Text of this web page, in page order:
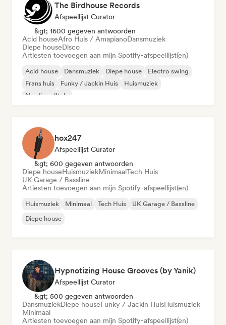
The Birdhouse Records
Afspeellijst Curator
&gt; 1600 gegeven antwoorden
Acid houseAfro Huis / AmapianoDansmuziek
Diepe houseDisco
Artiesten toevoegen aan mijn Spotify-afspeellijst(en)
Acid house Dansmuziek Diepe house
Electro swing
Frans huis
Funky / Jackin Huis
Huismuziek
Nu-disco/Italo
hox247
Afspeellijst Curator
&gt; 600 gegeven antwoorden
Diepe houseHuismuziekMinimaalTech Huis
UK Garage / Bassline
Artiesten toevoegen aan mijn Spotify-afspeellijst(en)
Huismuziek Minimaal Tech Huis
UK Garage / Bassline
Diepe house
Hypnotizing House Grooves (by Yanik)
Afspeellijst Curator
&gt; 500 gegeven antwoorden
DansmuziekDiepe houseFunky / Jackin HuisHuismuziek
Minimaal
Artiesten toevoegen aan mijn Spotify-afspeellijst(en)